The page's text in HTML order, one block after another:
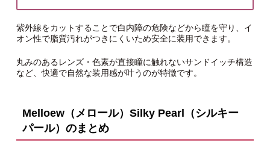
紫外線をカットすることで白内障の危険などから瞳を守り、イ
オン性で脂質汚れがつきにくいため安全に装用できます。
丸みのあるレンズ・色素が直接瞳に触れないサンドイッチ構造
など、快適で自然な装用感が叶うのが特徴です。
Melloew（メロール）Silky Pearl（シルキー
パール）のまとめ